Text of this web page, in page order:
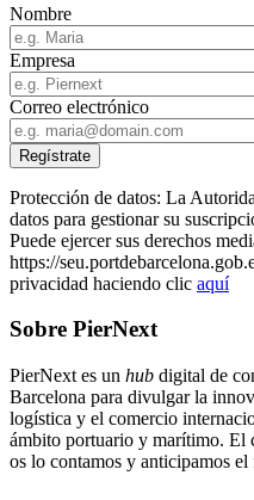
Nombre
Empresa
Correo electrónico
Protección de datos: La
datos para gestionar su
Puede ejercer sus derechos
https://
privacidad haciendo clic aquí
Sobre PierNext
PierNext es un hub digital de
Barcelona para divulgar la
logística y el comercio
ámbito portuario y marítimo. El
os lo contamos y anticipamos